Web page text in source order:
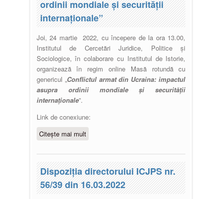
ordinii mondiale și securității
internaționale”
Joi, 24 martie 2022, cu începere de la ora 13.00,
Institutul de Cercetări Juridice, Politice și
Sociologice, în colaborare cu Institutul de Istorie,
organizează în regim online Masă rotundă cu
genericul „Conflictul armat din Ucraina: impactul
asupra ordinii mondiale și securității
internaționale”.
Link de conexiune:
Citește mai multdespre Masă rotundă „Conflictul
asupra ordinii mondiale și
securității internaționale”
Dispoziția directorului ICJPS nr.
56/39 din 16.03.2022